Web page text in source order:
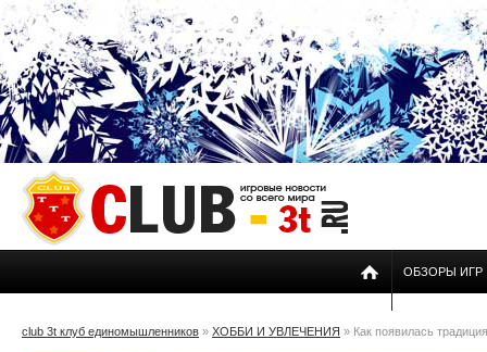
ОБЗОРЫ ИГР
club 3t клуб единомышленников » ХОББИ И УВЛЕЧЕНИЯ » Как появилась